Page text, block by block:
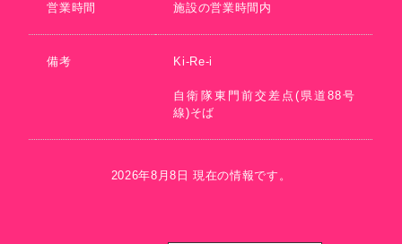
営業時間 施設の営業時間内
備考 Ki-Re-i
自衛隊東門前交差点(県道88号
線)そば
2026年8月8日 現在の情報です。